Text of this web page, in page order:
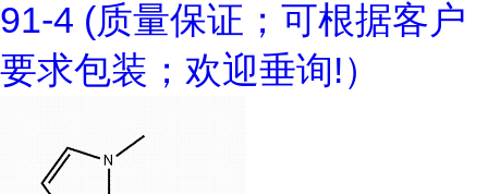
91-4 (质量保证；可根据客户
要求包装；欢迎垂询!）